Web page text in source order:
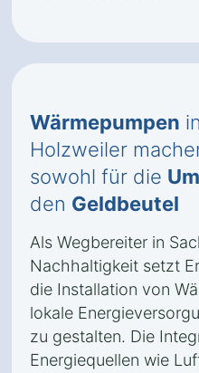
Wärmepumpen
Holzweiler
sowohl für die
den Geldbeutel
Als Wegbereiter in
Nachhaltigkeit setzt
die Installation von
lokale
zu gestalten. Die
Energiequellen wie